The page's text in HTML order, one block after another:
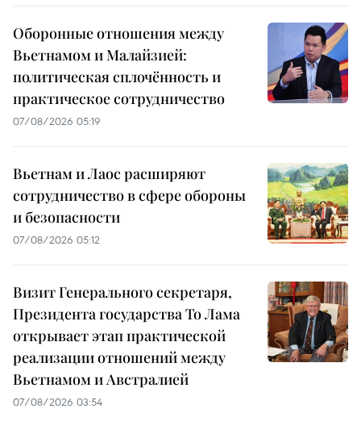
Оборонные отношения между
Вьетнамом и Малайзией:
политическая сплочённость и
практическое сотрудничество
07/08/2026 05:19
Вьетнам и Лаос расширяют
сотрудничество в сфере обороны
и безопасности
07/08/2026 05:12
Визит Генерального секретаря,
Президента государства То Лама
открывает этап практической
реализации отношений между
Вьетнамом и Австралией
07/08/2026 03:54